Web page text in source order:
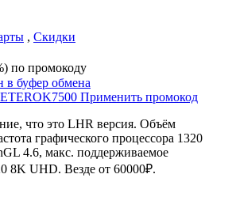
, Скидки
по промокоду
в буфер обмена
Применить промокод
что это LHR версия. Объём
графического процессора 1320
4.6, макс. поддерживаемое
8K UHD. Везде от 60000₽.